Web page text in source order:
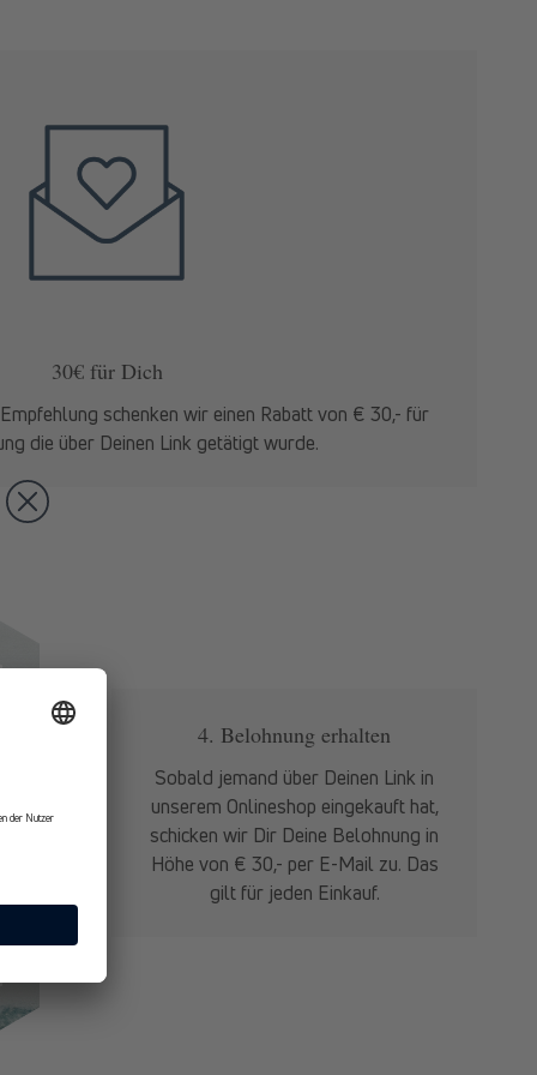
30€ für Dich
schenken wir einen Rabatt von € 30,- für
die über Deinen Link getätigt wurde.
4. Belohnung erhalten
Sobald jemand über Deinen Link in
unserem Onlineshop eingekauft hat,
schicken wir Dir Deine Belohnung in
Höhe von € 30,- per E-Mail zu. Das
gilt für jeden Einkauf.